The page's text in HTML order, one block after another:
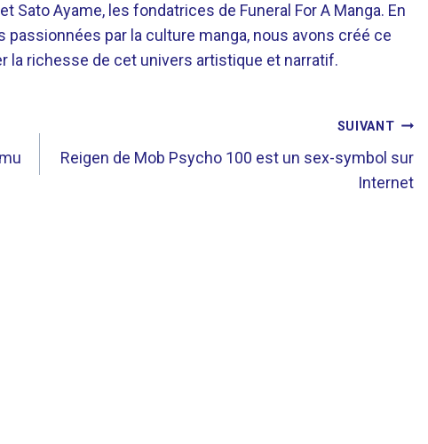
Sato Ayame, les fondatrices de Funeral For A Manga. En
par la culture manga, nous avons créé ce
la richesse de cet univers artistique et narratif.
SUIVANT
Reigen de Mob Psycho 100 est un sex-symbol sur
Internet